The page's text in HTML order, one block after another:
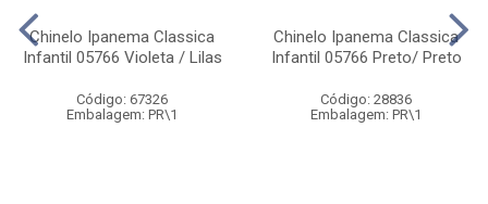
Chinelo Ipanema Classica
Infantil 05766 Violeta / Lilas
Código: 67326
Embalagem: PR\1
Chinelo Ipanema Classica
Infantil 05766 Preto/ Preto
Código: 28836
Embalagem: PR\1